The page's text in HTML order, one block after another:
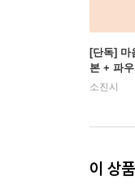
[단독] 마
본 + 파우
소진시
이 상